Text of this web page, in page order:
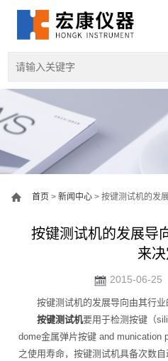
首页 >新闻中心 > 按键测试机的发
按键测试机的发展导
来
2015-06-25
按键测试机的发展导向由其行业
按键测试机要用于检测按键（
dome金属弹片按键 and munication
之使用寿命，按键测试机具备次数自